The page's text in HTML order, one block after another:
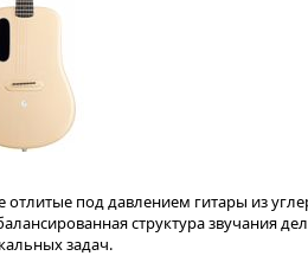
отлитые под давлением гитары из
структура звучания
задач.